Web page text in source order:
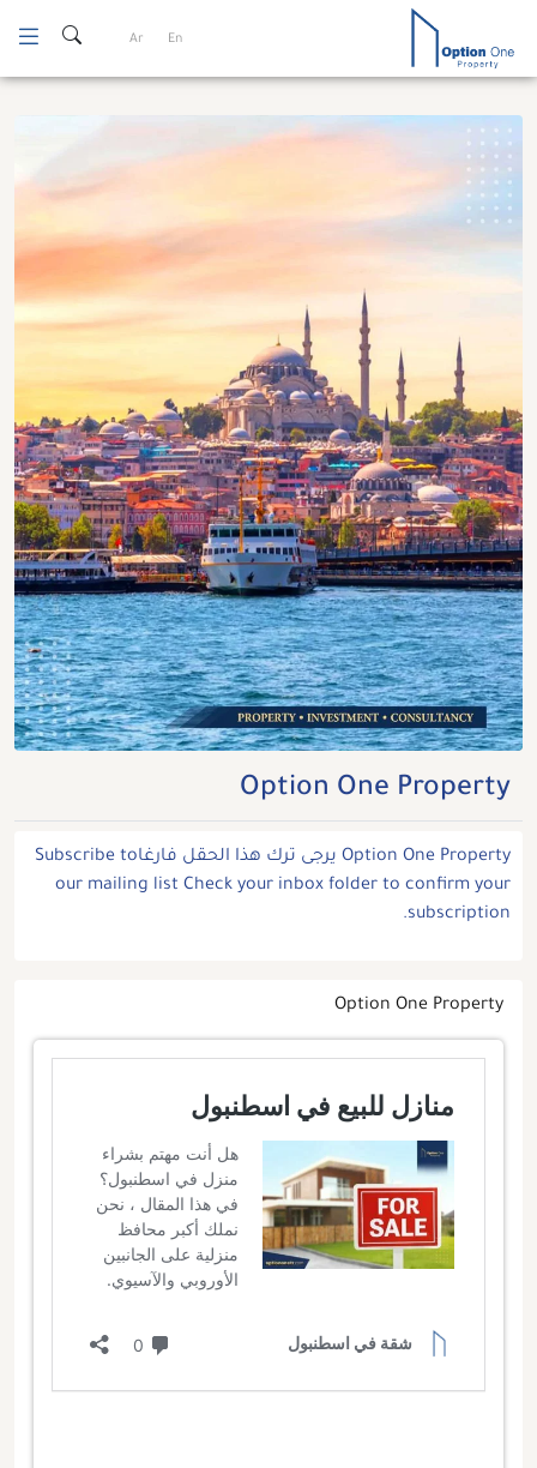
content
En
Ar
Option One Property
Option One Property يرجى ترك هذا الحقل فارغاSubscribe to
our mailing list Check your inbox folder to confirm your
subscription.
Option One Property